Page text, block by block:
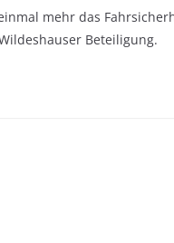
mehr das
Beteiligung.